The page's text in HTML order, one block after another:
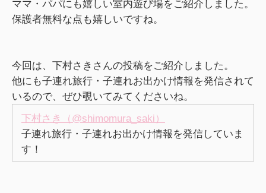
ママ・パパにも嬉しい室内遊び場をご紹介しました。
保護者無料な点も嬉しいですね。
今回は、下村さきさんの投稿をご紹介しました。
他にも子連れ旅行・子連れお出かけ情報を発信されて
いるので、ぜひ覗いてみてくださいね。
下村さき（@shimomura_saki）
子連れ旅行・子連れお出かけ情報を発信していま
す！